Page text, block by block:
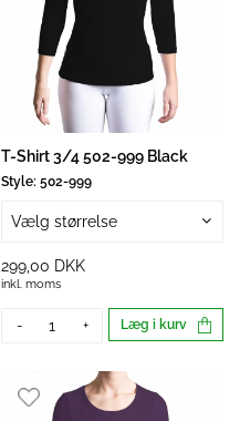
T-Shirt 3/4 502-999 Black
Style: 502-999
Vælg størrelse
299,00 DKK
inkl. moms
- + Læg i kurv